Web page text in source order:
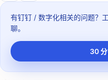
有钉钉 / 数字化相关的问题？
聊。
30